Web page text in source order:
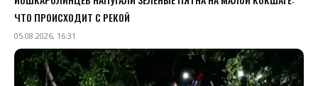
ЧТО ПРОИСХОДИТ С РЕКОЙ
05.08.2026, 16:31